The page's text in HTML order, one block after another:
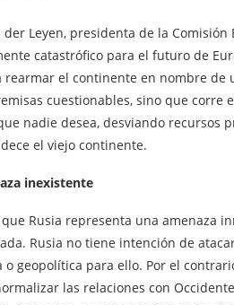
der Leyen, presidenta de la
catastrófico para el futuro de
rearmar el continente en nombre de
cuestionables, sino que
nadie desea, desviando recursos
el viejo continente.
inexistente
que Rusia representa una amenaza
Rusia no tiene intención de
o geopolítica para ello. Por el
las relaciones con